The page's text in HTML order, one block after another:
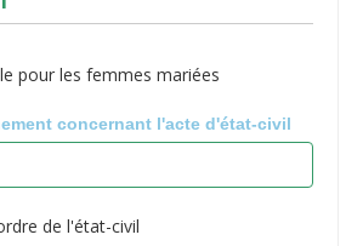
pour les femmes mariées
concernant l'acte d'état-civil
de l'état-civil